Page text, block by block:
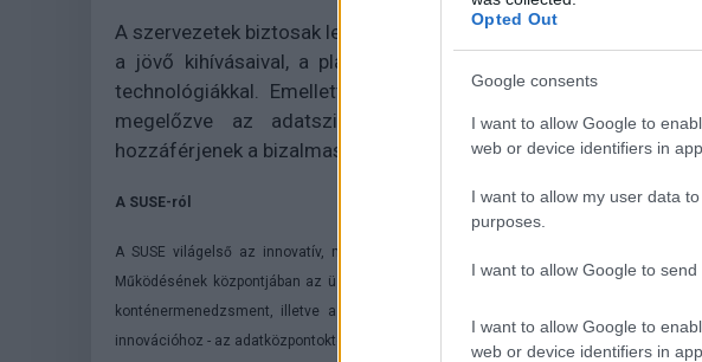
Opted Out
Google consents
I want to allow Google to
web or device identifiers in
I want to allow my user data
purposes.
I want to allow Google to
I want to allow Google to
web or device identifiers in
A szervezetek biztosak lehetnek abban, hogy a SUSE AI
a jövő kihívásaival, a platform ugyanis folyamatosan
technológiákkal. Emellett erős védelmet és felügyeletet
megelőzve az adatszivárgást, és kizárva, hogy
hozzáférjenek a bizalmas információkhoz.
A SUSE-ról
A SUSE világelső az innovatív, megbízható, biztonságos és nagyvállalati
Működésének központjában az üzleti szempontból kiemelt jelentőségű Linux
konténermenedzsment, illetve az edge megoldások állnak. A SUSE eszközök
innovációhoz - az adatközpontoktól kezdve a felhőn át az edge környezetekig. További